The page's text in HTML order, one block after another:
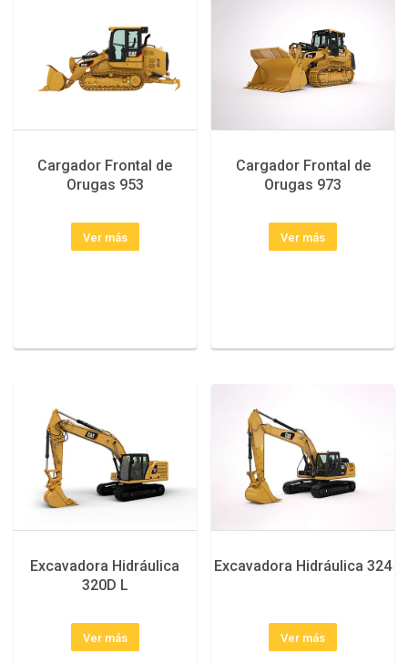
Cargador Frontal de
Orugas 953
Ver más
Cargador Frontal de
Orugas 973
Ver más
Excavadora Hidráulica
320D L
Ver más
Excavadora Hidráulica 324
Ver más